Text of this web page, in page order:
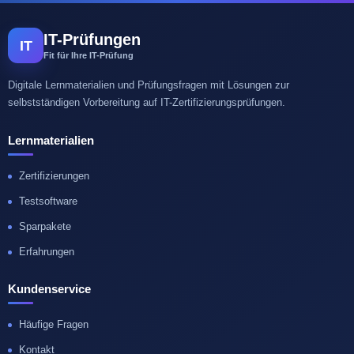
IT IT-Prüfungen
Fit für Ihre IT-Prüfung
Digitale Lernmaterialien und Prüfungsfragen mit Lösungen zur
selbstständigen Vorbereitung auf IT-Zertifizierungsprüfungen.
Lernmaterialien
Zertifizierungen
Testsoftware
Sparpakete
Erfahrungen
Kundenservice
Häufige Fragen
Kontakt